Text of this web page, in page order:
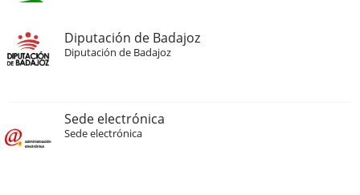
Diputación de Badajoz
Diputación de Badajoz
Sede electrónica
Sede electrónica